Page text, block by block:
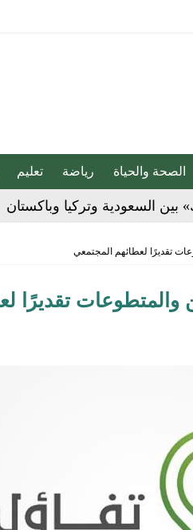
الصحة والحياة رياضة تعليم
بين السعودية وتركيا وباكستان
للإبداع والاحترافية بقيادة
منتجات قهوة وشوكولاتة مضاف
كيف صنعت أم أحسائية من
ليست من التابعين
تقديرًا لعطائهم المجتمعي
تقديرًا